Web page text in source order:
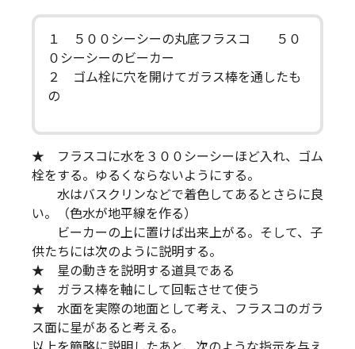
１ ５００シーシーの丸底フラスコ ５０
０シーシーのビーカー
２ ゴム栓に穴を開けてガラス棒を通したも
の
★ フラスコに水を３００シーシーほど入れ、ゴム
栓をする。ゆるくならないようにする。
水はバスクリンなどで着色してあるとさらに良
い。（色水が地平線を作る）
ビーカーの上に置けば出来上がる。そして、子
供たちには次のように説明する。
★ 星の動きを説明する道具である
★ ガラス棒を軸にして回転させて使う
★ 水面を実際の地面として考え、フラスコのガラ
ス面に星があると考える。